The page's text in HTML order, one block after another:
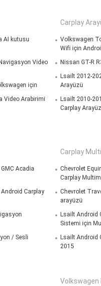
AI kutusu
Video
için
Video Arabirimi
Carplay
Volkswagen
Wifi için
Nissan GT-R
Lsailt 2012-
Arayüzü
Lsailt 2010-
Carplay
Acadia
Carplay
/ Sesli
Carplay
Chevrolet
Carplay
Chevrolet
arayüzü
Lsailt Android
Sistemi için
Lsailt Android
2015
Volkswagen